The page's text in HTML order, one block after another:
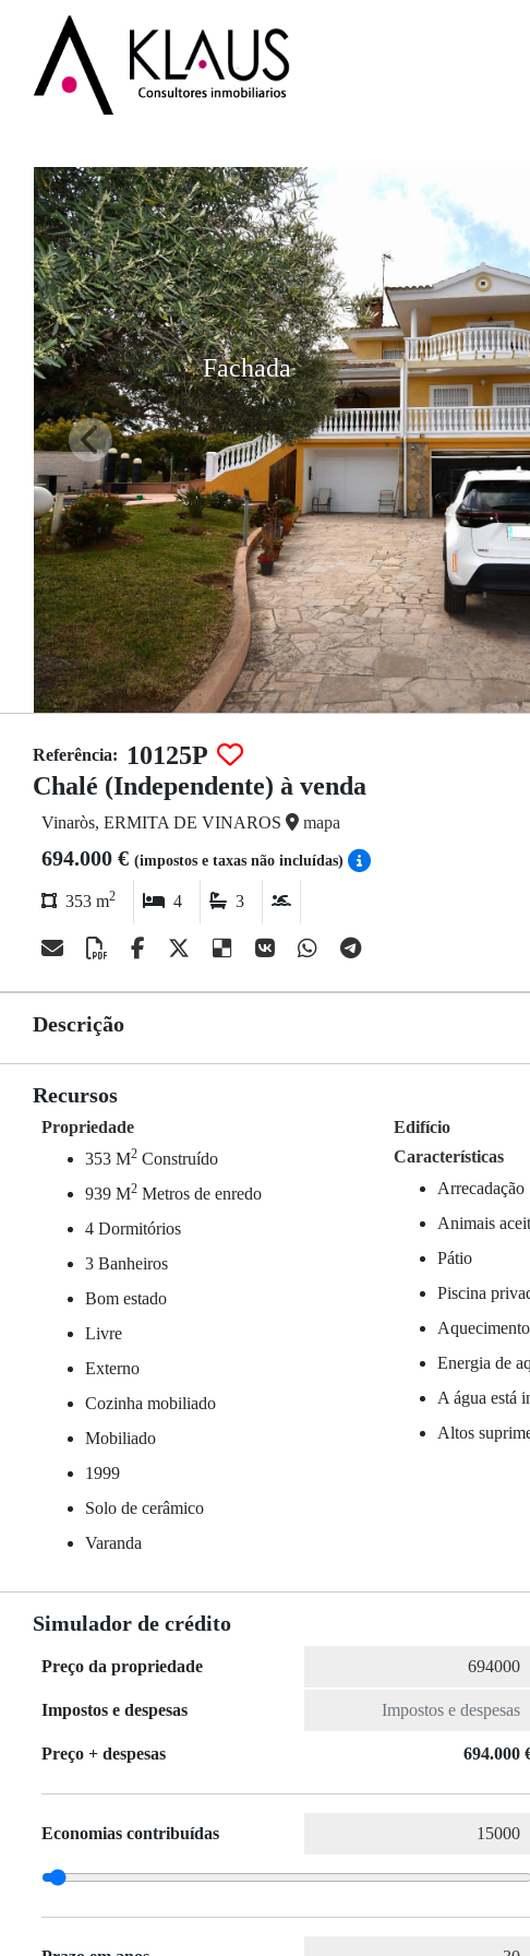
Fachada
Referência:
10125P
Chalé (Independente) à venda
Vinaròs, ERMITA DE VINAROS mapa
694.000 € (impostos e taxas não incluídas)
353 m2 4 3
Descrição
Recursos
Propriedade
353 M2 Construído
939 M2 Metros de enredo
4 Dormitórios
3 Banheiros
Bom estado
Livre
Externo
Cozinha mobiliado
Mobiliado
1999
Solo de cerâmico
Varanda
Edifício
Características
Arrecadação
Animais
Pátio
Piscina
Energia de
A água está
Altos
Simulador de crédito
Preço da propriedade
Impostos e despesas
Preço + despesas 694.000
Economias contribuídas